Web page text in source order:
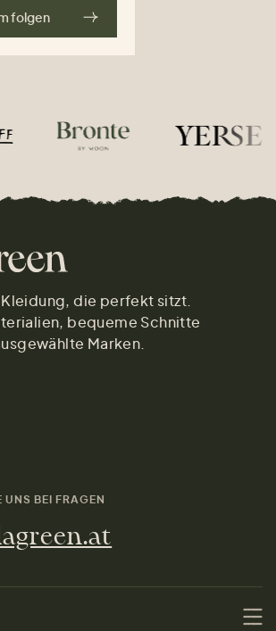
folgen
die perfekt sitzt.
bequeme Schnitte
Marken.
UNS BEI FRAGEN